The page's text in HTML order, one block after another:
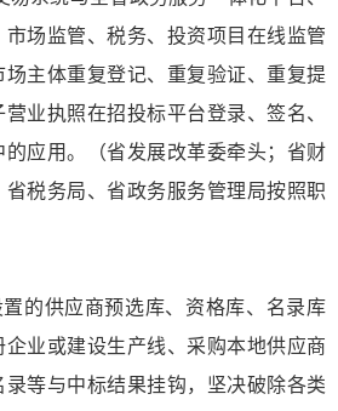
场监管、税务、投资项目在线监管
主体重复登记、重复验证、重复提
业执照在招投标平台登录、签名、
应用。（省发展改革委牵头；省财
税务局、省政务服务管理局按照职
的供应商预选库、资格库、名录库
业或建设生产线、采购本地供应商
等与中标结果挂钩，坚决破除各类